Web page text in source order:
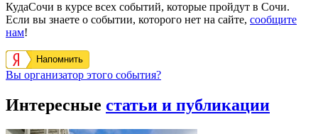
КудаСочи в курсе всех событий, которые пройдут в Сочи.
Если вы знаете о событии, которого нет на сайте, сообщите
нам!
Напомнить
Вы организатор этого события?
Интересные статьи и публикации